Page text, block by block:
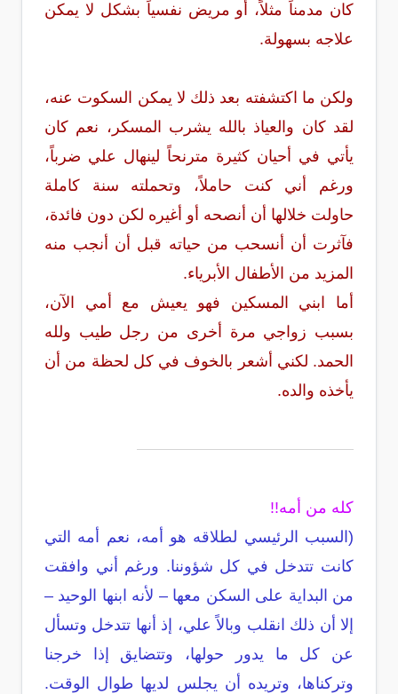
كان مدمناً مثلاً، أو مريض نفسياً بشكل لا يمكن
علاجه بسهولة.
ولكن ما اكتشفته بعد ذلك لا يمكن السكوت عنه،
لقد كان والعياذ بالله يشرب المسكر، نعم كان
يأتي في أحيان كثيرة مترنحاً لينهال علي ضرباً،
ورغم أني كنت حاملاً، وتحملته سنة كاملة
حاولت خلالها أن أنصحه أو أغيره لكن دون فائدة،
فآثرت أن أنسحب من حياته قبل أن أنجب منه
المزيد من الأطفال الأبرياء.
أما ابني المسكين فهو يعيش مع أمي الآن،
بسبب زواجي مرة أخرى من رجل طيب ولله
الحمد. لكني أشعر بالخوف في كل لحظة من أن
يأخذه والده.
كله من أمه!!
(السبب الرئيسي لطلاقه هو أمه، نعم أمه التي
كانت تتدخل في كل شؤوننا. ورغم أني وافقت
من البداية على السكن معها – لأنه ابنها الوحيد –
إلا أن ذلك انقلب وبالاً علي، إذ أنها تتدخل وتسأل
عن كل ما يدور حولها، وتتضايق إذا خرجنا
وتركناها، وتريده أن يجلس لديها طوال الوقت.